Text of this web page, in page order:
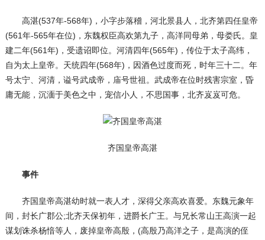
高湛(537年-568年)，小字步落稽，河北景县人，北齐第四任皇帝
(561年-565年在位)，东魏权臣高欢第九子，高洋同母弟，母娄氏。皇
建二年(561年)，受遗诏即位。河清四年(565年)，传位于太子高纬，
自为太上皇帝。天统四年(568年)，因酒色过度而死，时年三十二。年
号太宁、河清，谥号武成帝，庙号世祖。武成帝在位时残害宗室，昏
庸无能，沉湎于美色之中，宠信小人，不思国事，北齐岌岌可危。
齐国皇帝高湛
事件
齐国皇帝高湛幼时就一表人才，深得父亲高欢喜爱。东魏元象年
间，封长广郡公;北齐天保初年，进爵长广王。与兄长常山王高演一起
谋划诛杀杨愔等人，废掉皇帝高殷，(高殷乃高洋之子，是高演的侄